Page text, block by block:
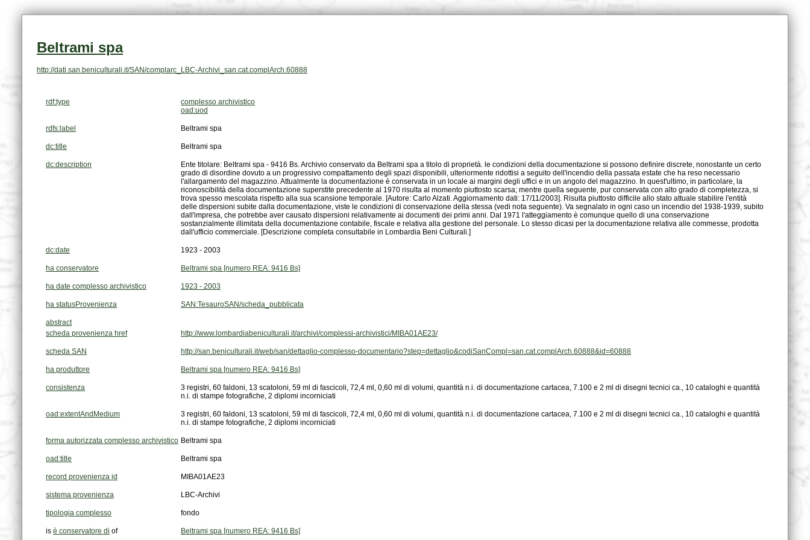
Beltrami spa
http://dati.san.beniculturali.it/SAN/complarc_LBC-Archivi_san.cat.complArch.60888
rdf:type
complesso archivistico
oad:uod
rdfs:label Beltrami spa
dc:title Beltrami spa
dc:description
dall'ufficio commerciale. [Descrizione completa consultabile in Lombardia Beni Culturali.]
dc:date 1923 - 2003
ha conservatore Beltrami spa [numero REA: 9416 Bs]
ha date complesso archivistico 1923 - 2003
ha statusProvenienza SAN:TesauroSAN/scheda_pubblicata
abstract
scheda provenienza href
http://www.lombardiabeniculturali.it/archivi/complessi-archivistici/MIBA01AE23/
scheda SAN http://san.beniculturali.it/web/san/dettaglio-complesso-documentario?step=dettaglio&codiSanCompl=san.cat.complArch.60888&id=60888
ha produttore Beltrami spa [numero REA: 9416 Bs]
consistenza
n.i. di stampe fotografiche, 2 diplomi incorniciati
oad:extentAndMedium
n.i. di stampe fotografiche, 2 diplomi incorniciati
forma autorizzata complesso archivistico Beltrami spa
oad:title Beltrami spa
record provenienza id MIBA01AE23
sistema provenienza LBC-Archivi
tipologia complesso fondo
is è conservatore di of Beltrami spa [numero REA: 9416 Bs]